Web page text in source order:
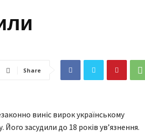
Share
виніс вирок українському
засудили до 18 років увʼязнення.